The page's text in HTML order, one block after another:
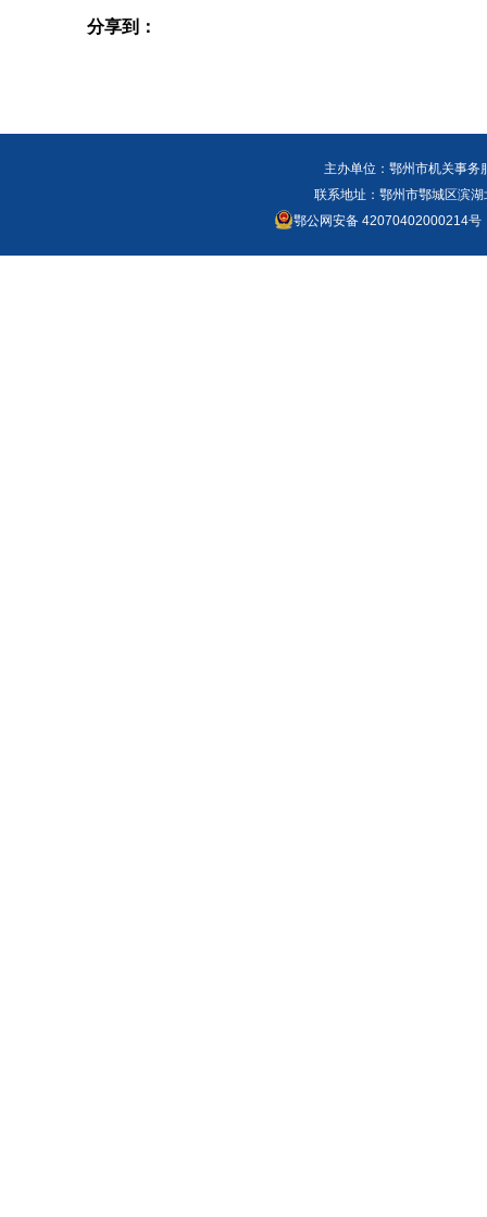
分享到：
主办单位：鄂州市机关事
联系地址：鄂州市鄂城区滨
鄂公网安备 42070402000214号